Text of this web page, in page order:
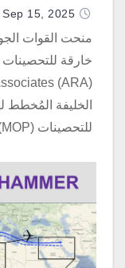
Sep 15, 2025
منحت القوات
للتحصينات (MOP) التي…